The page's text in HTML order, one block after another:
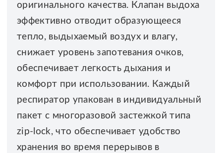
оригинального качества. Клапан выдоха
эффективно отводит образующееся
тепло, выдыхаемый воздух и влагу,
снижает уровень запотевания очков,
обеспечивает легкость дыхания и
комфорт при использовании. Каждый
респиратор упакован в индивидуальный
пакет с многоразовой застежкой типа
zip-lock, что обеспечивает удобство
хранения во время перерывов в